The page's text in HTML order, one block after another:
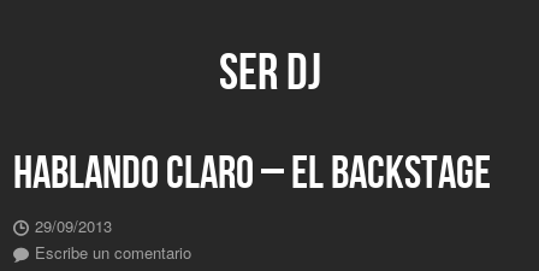
SER DJ
HABLANDO CLARO – EL BACKSTAGE
29/09/2013
Escribe un comentario